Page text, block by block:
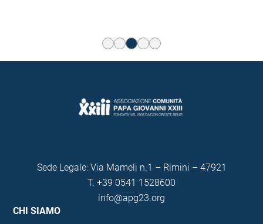
Sede Legale: Via Mameli n.1 – Rimini – 47921
T. +39 0541 1528600
info@apg23.org
CHI SIAMO